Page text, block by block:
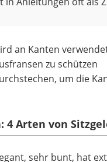
an Kanten
zu schützen
um die
4 Arten von
sehr bunt, hat